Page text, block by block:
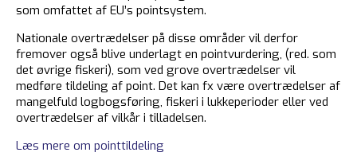
som omfattet af EU’s pointsystem.
Nationale overtrædelser på disse områder vil derfor
fremover også blive underlagt en pointvurdering, (red. som
det øvrige fiskeri), som ved grove overtrædelser vil
medføre tildeling af point. Det kan fx være overtrædelser af
mangelfuld logbogsføring, fiskeri i lukkeperioder eller ved
overtrædelser af vilkår i tilladelsen.
Læs mere om pointtildeling